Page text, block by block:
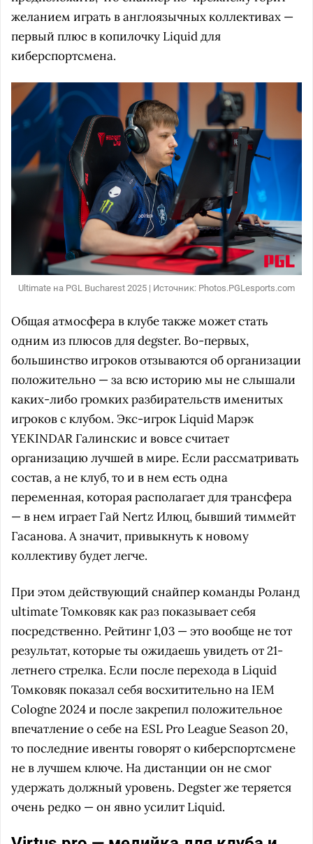
желанием играть в англоязычных коллективах —
первый плюс в копилочку Liquid для
киберспортсмена.
Ultimate на PGL Bucharest 2025 | Источник: Photos.PGLesports.com
Общая атмосфера в клубе также может стать
одним из плюсов для degster. Во-первых,
большинство игроков отзываются об организации
положительно — за всю историю мы не слышали
каких-либо громких разбирательств именитых
игроков с клубом. Экс-игрок Liquid Марэк
YEKINDAR Галинскис и вовсе считает
организацию лучшей в мире. Если рассматривать
состав, а не клуб, то и в нем есть одна
переменная, которая располагает для трансфера
— в нем играет Гай Nertz Илюц, бывший тиммейт
Гасанова. А значит, привыкнуть к новому
коллективу будет легче.
При этом действующий снайпер команды Роланд
ultimate Томковяк как раз показывает себя
посредственно. Рейтинг 1,03 — это вообще не тот
результат, которые ты ожидаешь увидеть от 21-
летнего стрелка. Если после перехода в Liquid
Томковяк показал себя восхитительно на IEM
Cologne 2024 и после закрепил положительное
впечатление о себе на ESL Pro League Season 20,
то последние ивенты говорят о киберспортсмене
не в лучшем ключе. На дистанции он не смог
удержать должный уровень. Degster же теряется
очень редко — он явно усилит Liquid.